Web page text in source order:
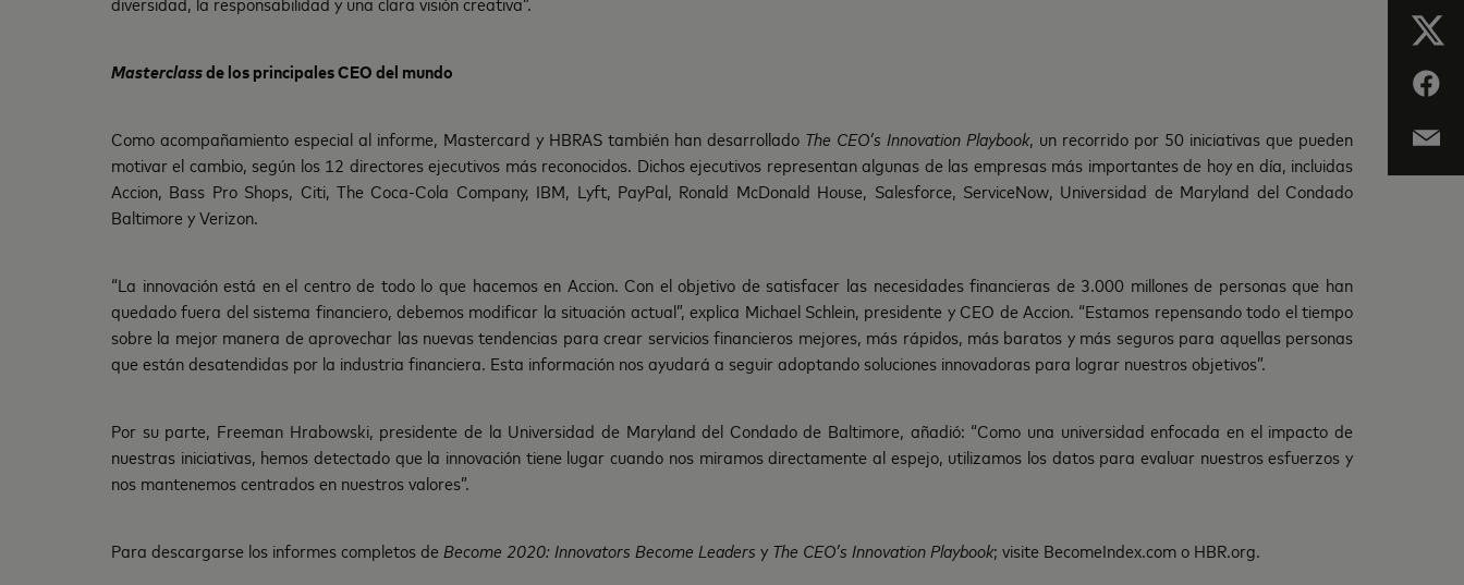
Masterclassde los principales CEO del mundo
Como acompañamiento especial al informe, Mastercard y HBRAS también han desarrollado The CEO’s Innovation Playbook, un recorrido por 50 iniciativas que pueden
motivar el cambio, según los 12 directores ejecutivos más reconocidos. Dichos ejecutivos representan algunas de las empresas más importantes de hoy en día, incluidas
Accion, Bass Pro Shops, Citi, The Coca-Cola Company, IBM, Lyft, PayPal, Ronald McDonald House, Salesforce, ServiceNow, Universidad de Maryland del Condado
Baltimore y Verizon.
“La innovación está en el centro de todo lo que hacemos en Accion. Con el objetivo de satisfacer las necesidades financieras de 3.000 millones de personas que han
quedado fuera del sistema financiero, debemos modificar la situación actual”, explica Michael Schlein, presidente y CEO de Accion. “Estamos repensando todo el tiempo
sobre la mejor manera de aprovechar las nuevas tendencias para crear servicios financieros mejores, más rápidos, más baratos y más seguros para aquellas personas
que están desatendidas por la industria financiera. Esta información nos ayudará a seguir adoptando soluciones innovadoras para lograr nuestros objetivos”.
Por su parte, Freeman Hrabowski, presidente de la Universidad de Maryland del Condado de Baltimore, añadió: “Como una universidad enfocada en el impacto de
nuestras iniciativas, hemos detectado que la innovación tiene lugar cuando nos miramos directamente al espejo, utilizamos los datos para evaluar nuestros esfuerzos y
nos mantenemos centrados en nuestros valores”.
Para descargarse los informes completos de Become 2020: Innovators Become Leaders y The CEO’s Innovation Playbook; visite BecomeIndex.com o HBR.org.